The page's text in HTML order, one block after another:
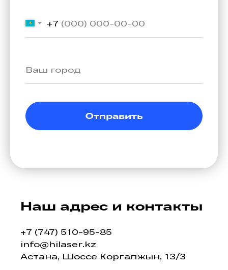
+7
Отправить
Наш адрес и контакты
+7 (747) 510-95-85
info@hilaser.kz
Астана, Шоссе Коргалжын, 13/3